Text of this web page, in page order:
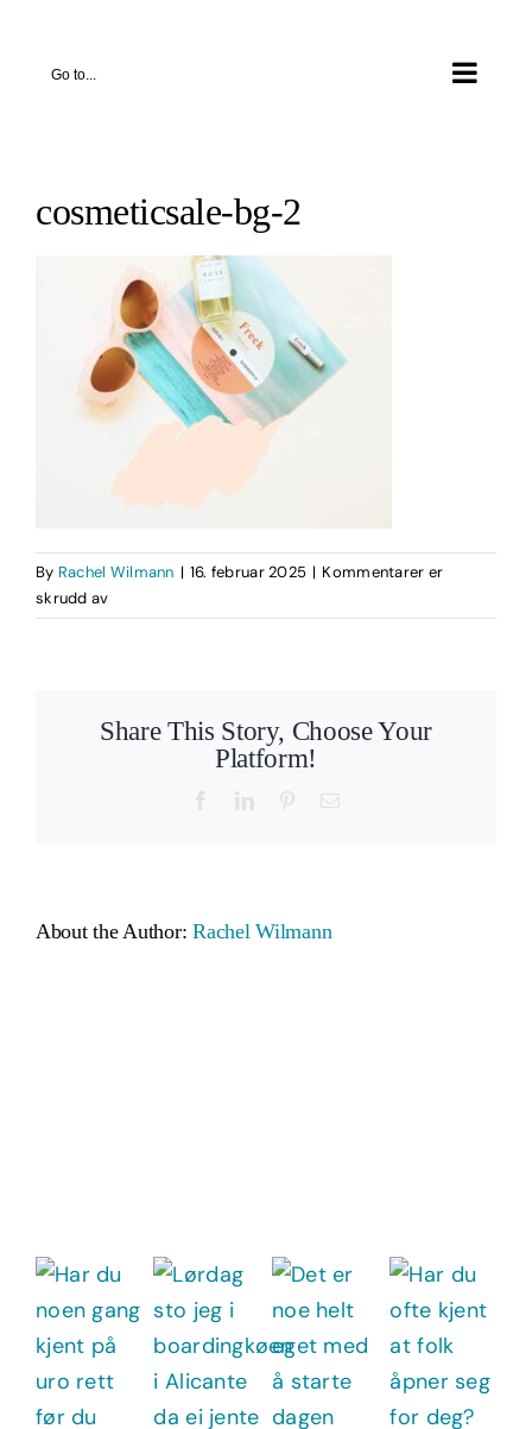
content
Go to...
cosmeticsale-bg-2
By Rachel Wilmann | 16. februar 2025 | Kommentarer er
skrudd avfor
cosmeticsale-
Share This Story, Choose Your
Platform!
FacebookLinkedInPinterestEmail
About the Author:Rachel Wilmann